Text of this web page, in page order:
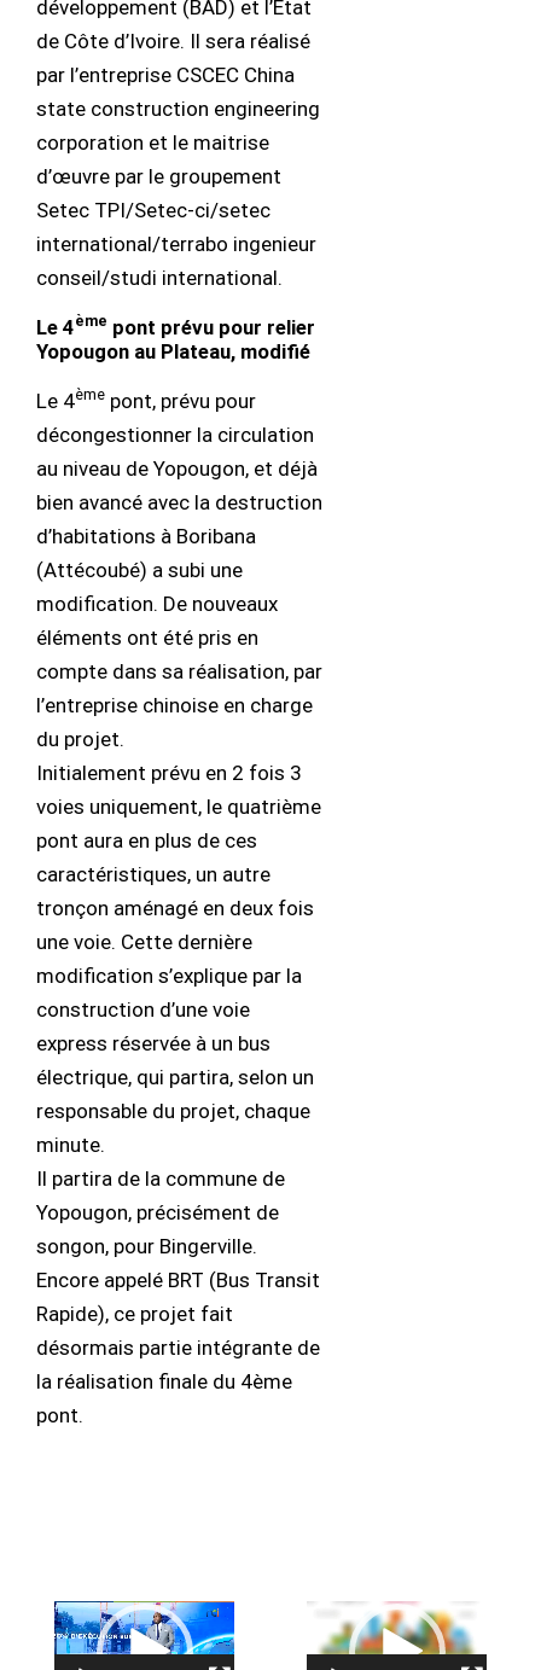
développement (BAD) et l’Etat
de Côte d’Ivoire. Il sera réalisé
par l’entreprise CSCEC China
state construction engineering
corporation et le maitrise
d’œuvre par le groupement
Setec TPI/Setec-ci/setec
international/terrabo ingenieur
conseil/studi international.
Le 4ème pont prévu pour relier
Yopougon au Plateau, modifié
Le 4ème pont, prévu pour
décongestionner la circulation
au niveau de Yopougon, et déjà
bien avancé avec la destruction
d’habitations à Boribana
(Attécoubé) a subi une
modification. De nouveaux
éléments ont été pris en
compte dans sa réalisation, par
l’entreprise chinoise en charge
du projet.
Initialement prévu en 2 fois 3
voies uniquement, le quatrième
pont aura en plus de ces
caractéristiques, un autre
tronçon aménagé en deux fois
une voie. Cette dernière
modification s’explique par la
construction d’une voie
express réservée à un bus
électrique, qui partira, selon un
responsable du projet, chaque
minute.
Il partira de la commune de
Yopougon, précisément de
songon, pour Bingerville.
Encore appelé BRT (Bus Transit
Rapide), ce projet fait
désormais partie intégrante de
la réalisation finale du 4ème
pont.
Lecteur
vidéo
Lecteur
vidéo